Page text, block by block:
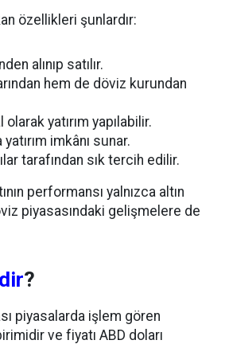
özellikleri şunlardır:
alınıp satılır.
hem de döviz kurundan
yatırım yapılabilir.
imkânı sunar.
tarafından sık tercih edilir.
performansı yalnızca altın
piyasasındaki gelişmelere de
?
piyasalarda işlem gören
ve fiyatı ABD doları